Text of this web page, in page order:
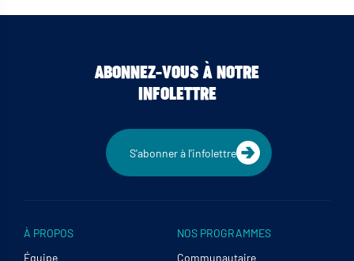
ABONNEZ-VOUS À NOTRE
INFOLETTRE
S'abonner à l'infolettre
À PROPOS
Équipe
NOS PROGRAMMES
Communautaire